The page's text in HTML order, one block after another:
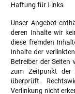
Haftung für Links
Unser Angebot
deren Inhalte wir
diese fremden
Inhalte der
Betreiber der Seiten
zum Zeitpunkt der
überprüft.
Verlinkung nicht